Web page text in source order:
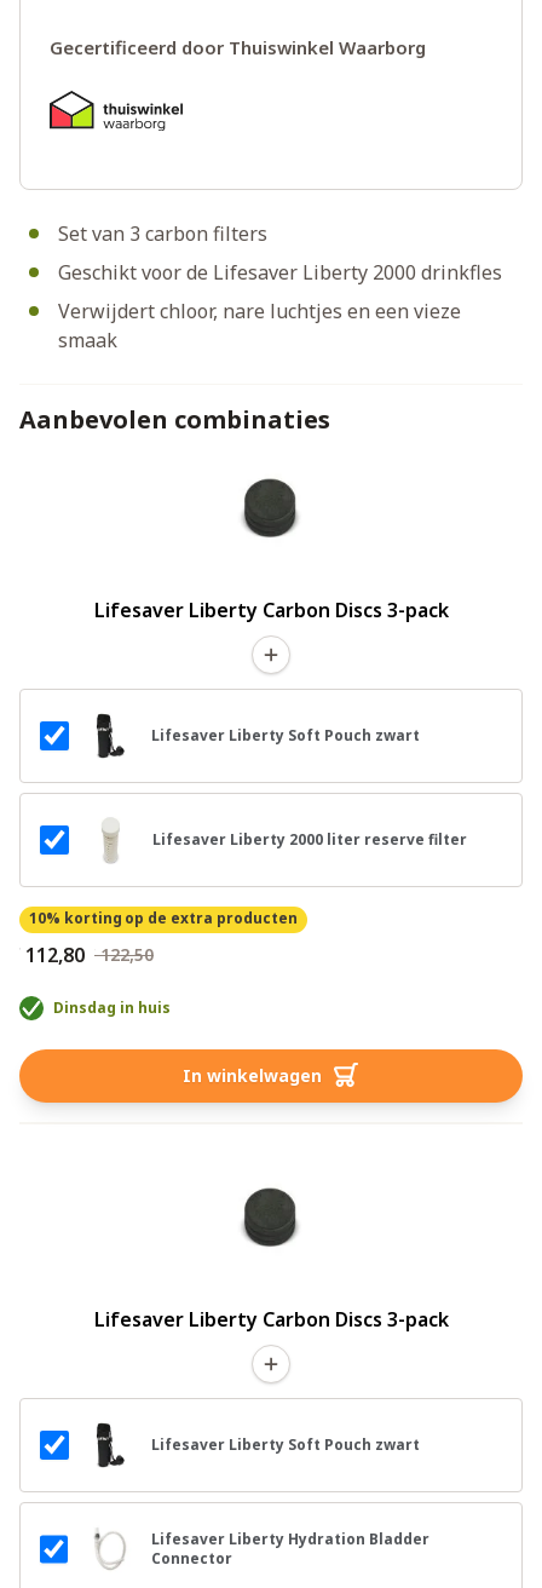
Set van 3 carbon filters
Geschikt voor de Lifesaver Liberty 2000 drinkfles
Verwijdert chloor, nare luchtjes en een vieze
smaak
Gecertificeerd door Thuiswinkel Waarborg
Aanbevolen combinaties
Lifesaver Liberty Carbon Discs 3-pack
Lifesaver Liberty Soft Pouch zwart
Lifesaver Liberty 2000 liter reserve filter
10% korting op de extra producten
€ 112,80 € 122,50
Dinsdag in huis
In winkelwagen
Lifesaver Liberty Carbon Discs 3-pack
Lifesaver Liberty Soft Pouch zwart
Lifesaver Liberty Hydration Bladder
Connector